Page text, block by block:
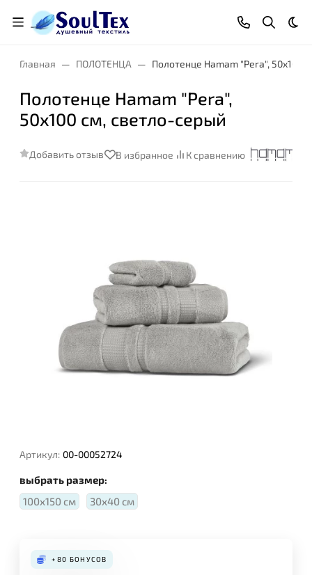
Главная ПОЛОТЕНЦА Полотенце Hamam "Pera", 50x100
Полотенце Hamam "Pera",
50x100 см, светло-серый
Добавить отзыв В избранное К сравнению
Артикул: 00-00052724
выбрать размер:
100х150 см
30х40 см
+80 БОНУСОВ